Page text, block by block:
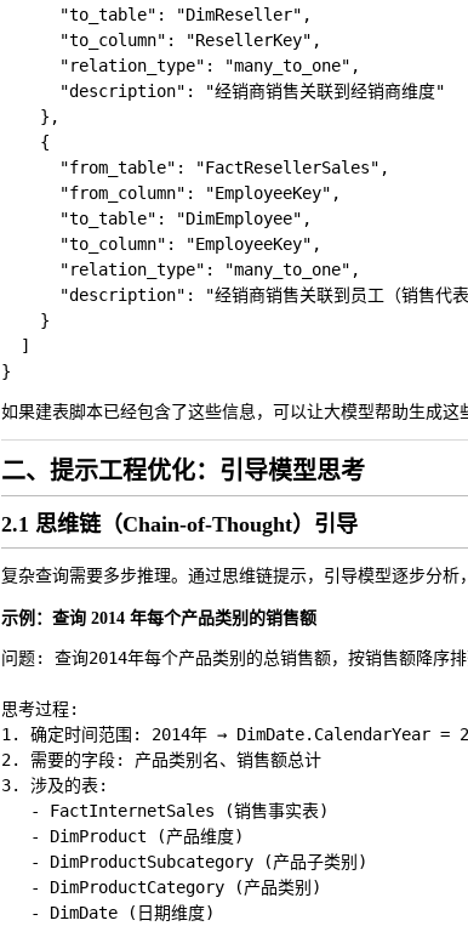
      "to_table": "DimReseller",
      "to_column": "ResellerKey",
      "relation_type": "many_to_one",
      "description": "经销商销售关联到经销商维度"
    },
    {
      "from_table": "FactResellerSales",
      "from_column": "EmployeeKey",
      "to_table": "DimEmployee",
      "to_column": "EmployeeKey",
      "relation_type": "many_to_one",
"description": "经销商销售关联到员工（销售代
    }
  ]
如果建表脚本已经包含了这些信息，可以让大模型帮助生成这
二、提示工程优化：引导模型思考
2.1 思维链（Chain-of-Thought）引导
复杂查询需要多步推理。通过思维链提示，引导模型逐步分析
示例：查询 2014 年每个产品类别的销售额
问题: 查询2014年每个产品类别的总销售额，按销售额降序排
思考过程:
1. 确定时间范围: 2014年 → DimDate.CalendarYear =
2. 需要的字段: 产品类别名、销售额总计
3. 涉及的表:
   - FactInternetSales (销售事实表)
   - DimProduct (产品维度)
   - DimProductSubcategory (产品子类别)
   - DimProductCategory (产品类别)
   - DimDate (日期维度)